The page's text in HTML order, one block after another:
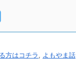
方はコチラ, よもやま話